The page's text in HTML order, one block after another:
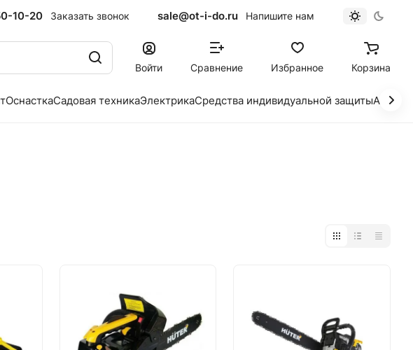
10-20 Заказать звонок sale@ot-i-do.ru Напишите нам
Войти Сравнение Избранное Корзина
ОснасткаСадовая техникаЭлектрикаСредства индивидуальной защиты